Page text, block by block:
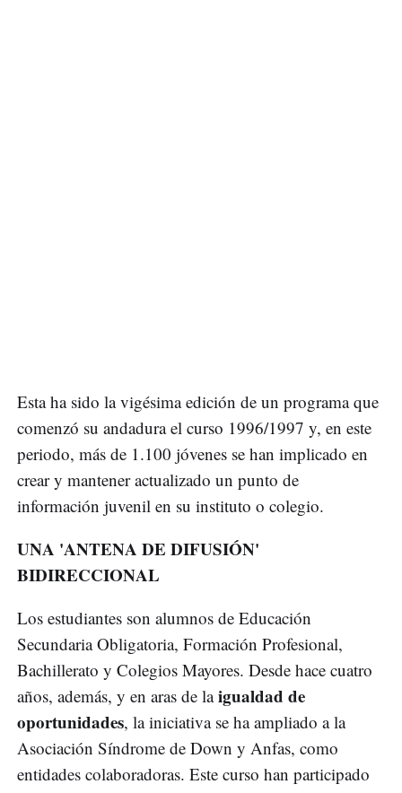
Esta ha sido la vigésima edición de un programa que
comenzó su andadura el curso 1996/1997 y, en este
periodo, más de 1.100 jóvenes se han implicado en
crear y mantener actualizado un punto de
información juvenil en su instituto o colegio.
UNA 'ANTENA DE DIFUSIÓN'
BIDIRECCIONAL
Los estudiantes son alumnos de Educación
Secundaria Obligatoria, Formación Profesional,
Bachillerato y Colegios Mayores. Desde hace cuatro
años, además, y en aras de laigualdad de
oportunidades, la iniciativa se ha ampliado a la
Asociación Síndrome de Down y Anfas, como
entidades colaboradoras. Este curso han participado